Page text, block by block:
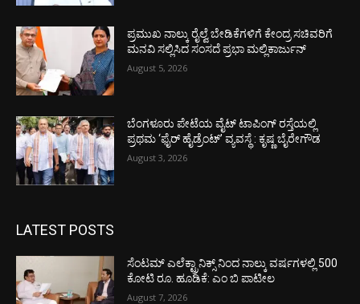
ಪ್ರಮುಖ ನಾಲ್ಕು ರೈಲ್ವೆ ಬೇಡಿಕೆಗಳಿಗೆ ಕೇಂದ್ರ ಸಚಿವರಿಗೆ
ಮನವಿ ಸಲ್ಲಿಸಿದ ಸಂಸದೆ ಪ್ರಭಾ ಮಲ್ಲಿಕಾರ್ಜುನ್
August 5, 2026
ಬೆಂಗಳೂರು ಪೇಟೆಯ ವೈಟ್ ಟಾಪಿಂಗ್ ರಸ್ತೆಯಲ್ಲಿ
ಪ್ರಥಮ ‘ಫೈರ್ ಹೈಡ್ರೆಂಟ್’ ವ್ಯವಸ್ಥೆ : ಕೃಷ್ಣ ಬೈರೇಗೌಡ
August 3, 2026
LATEST POSTS
ಸೆಂಟಮ್ ಎಲೆಕ್ಟ್ರಾನಿಕ್ಸ್ ನಿಂದ ನಾಲ್ಕು ವರ್ಷಗಳಲ್ಲಿ 500
ಕೋಟಿ ರೂ. ಹೂಡಿಕೆ: ಎಂ ಬಿ ಪಾಟೀಲ
August 7, 2026